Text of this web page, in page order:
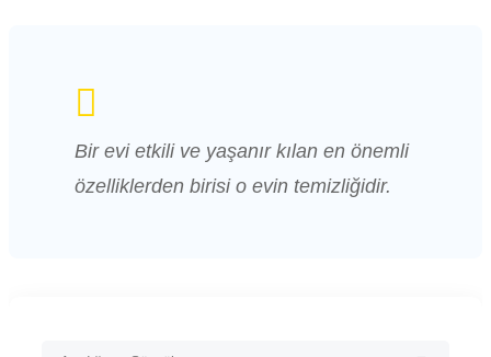
Bir evi etkili ve yaşanır kılan en önemli
özelliklerden birisi o evin temizliğidir.